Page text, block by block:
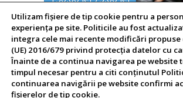
inițial
a
fost:
150,00 lei.
curent
este:
75,00 lei.
CCNA 1 Routing & Switching –
to Networks – exclusiv online
Utilizam fişiere de tip cookie pentru a
experiența pe site. Politicile au fost
integra cele mai recente modificări
(UE) 2016/679 privind protecția datelor cu
Înainte de a continua navigarea pe website
timpul necesar pentru a citi conținutul
continuarea navigării pe website confirmi
fişierelor de tip cookie.